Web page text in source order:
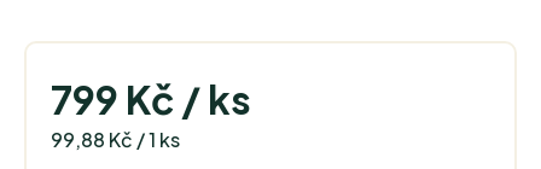
799 Kč / ks
Měrná cena:
99,88 Kč / 1 ks